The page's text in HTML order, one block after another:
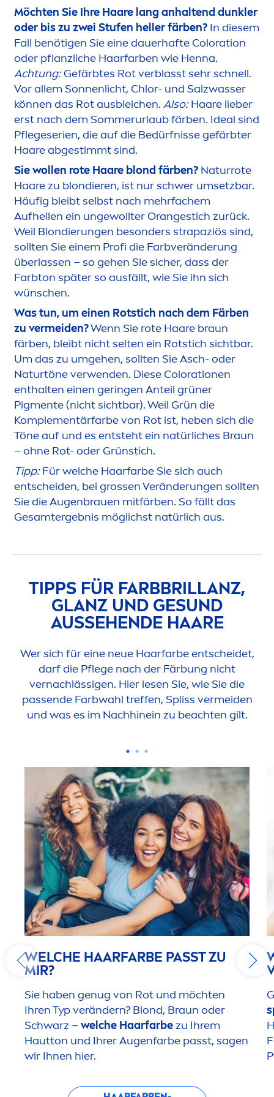
Möchten Sie Ihre Haare lang anhaltend dunkler
oder bis zu zwei Stufen heller färben? In diesem
Fall benötigen Sie eine dauerhafte Coloration
oder pflanzliche Haarfarben wie Henna.
Achtung:Gefärbtes Rot verblasst sehr schnell.
Vor allem Sonnenlicht, Chlor- und Salzwasser
können das Rot ausbleichen. Also:Haare lieber
erst nach dem Sommerurlaub färben. Ideal sind
Pflegeserien, die auf die Bedürfnisse gefärbter
Haare abgestimmt sind.
Sie wollen rote Haare blond färben? Naturrote
Haare zu blondieren, ist nur schwer umsetzbar.
Häufig bleibt selbst nach mehrfachem
Aufhellen ein ungewollter Orangestich zurück.
Weil Blondierungen besonders strapaziös sind,
sollten Sie einem Profi die Farbveränderung
überlassen – so gehen Sie sicher, dass der
Farbton später so ausfällt, wie Sie ihn sich
wünschen.
Was tun, um einen Rotstich nach dem Färben
zu vermeiden?Wenn Sie rote Haare braun
färben, bleibt nicht selten ein Rotstich sichtbar.
Um das zu umgehen, sollten Sie Asch- oder
Naturtöne verwenden. Diese Colorationen
enthalten einen geringen Anteil grüner
Pigmente (nicht sichtbar). Weil Grün die
Komplementärfarbe von Rot ist, heben sich die
Töne auf und es entsteht ein natürliches Braun
– ohne Rot- oder Grünstich.
Tipp:Für welche Haarfarbe Sie sich auch
entscheiden, bei grossen Veränderungen sollten
Sie die Augenbrauen mitfärben. So fällt das
Gesamtergebnis möglichst natürlich aus.
TIPPS FÜR FARBBRILLANZ,
GLANZ UND GESUND
AUSSEHENDE HAARE
Wer sich für eine neue Haarfarbe entscheidet,
darf die Pflege nach der Färbung nicht
vernachlässigen. Hier lesen Sie, wie Sie die
passende Farbwahl treffen, Spliss vermeiden
und was es im Nachhinein zu beachten gilt.
WELCHE HAARFARBE PASST ZU
MIR?
Sie haben genug von Rot und möchten
Ihren Typ verändern? Blond, Braun oder
Schwarz – welche Haarfarbezu Ihrem
Hautton und Ihrer Augenfarbe passt, sagen
wir Ihnen hier.